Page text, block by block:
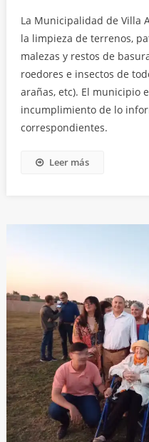
La Municipalidad de Villa
la limpieza de terrenos,
malezas y restos de
roedores e insectos de
arañas, etc). El municipio
incumplimiento de lo
correspondientes.
Leer más